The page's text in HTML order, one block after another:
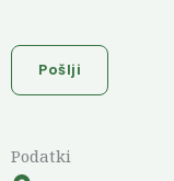
I
s
Pošlji
Podatki